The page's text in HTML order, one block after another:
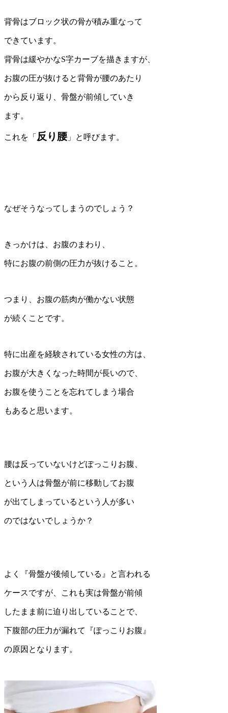
背骨はブロック状の骨が積み重なって
できています。
背骨は緩やかなS字カーブを描きますが、
お腹の圧が抜けると背骨が腰のあたり
から反り返り、骨盤が前傾していき
ます。
これを「 反り腰」と呼びます。
なぜそうなってしまうのでしょう？
きっかけは、お腹のまわり、
特にお腹の前側の圧力が抜けること。
つまり、お腹の筋肉が働かない状態
が続くことです。
特に出産を経験されている女性の方は、
お腹が大きくなった時間が長いので、
お腹を使うことを忘れてしまう場合
もあると思います。
腰は反っていないけどぽっこりお腹、
という人は骨盤が前に移動してお腹
が出てしまっているという人が多い
のではないでしょうか？
よく『骨盤が後傾している』と言われる
ケースですが、これも実は骨盤が前傾
したまま前に迫り出していることで、
下腹部の圧力が漏れて『ぽっこりお腹』
の原因となります。